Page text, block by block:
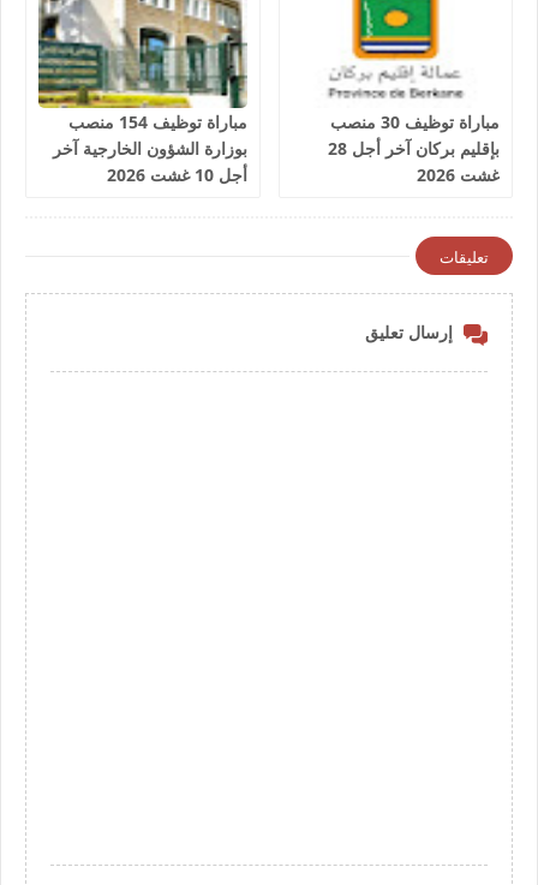
مباراة توظيف 30 منصب
بإقليم بركان آخر أجل 28
غشت 2026
مباراة توظيف 154 منصب
بوزارة الشؤون الخارجية آخر
أجل 10 غشت 2026
تعليقات
إرسال تعليق